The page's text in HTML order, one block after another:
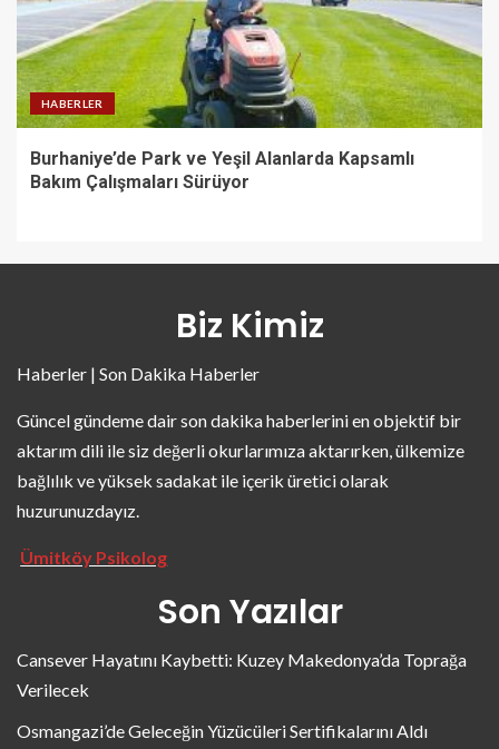
HABERLER
Burhaniye’de Park ve Yeşil Alanlarda Kapsamlı
Bakım Çalışmaları Sürüyor
Biz Kimiz
Haberler | Son Dakika Haberler
Güncel gündeme dair son dakika haberlerini en objektif bir
aktarım dili ile siz değerli okurlarımıza aktarırken, ülkemize
bağlılık ve yüksek sadakat ile içerik üretici olarak
huzurunuzdayız.
Ümitköy Psikolog
Son Yazılar
Cansever Hayatını Kaybetti: Kuzey Makedonya’da Toprağa
Verilecek
Osmangazi’de Geleceğin Yüzücüleri Sertifikalarını Aldı